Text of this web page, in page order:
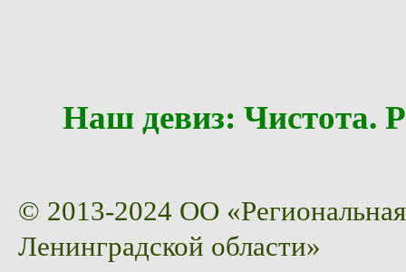
Наш девиз:
© 2013-2024 ОО
Ленинградской области»